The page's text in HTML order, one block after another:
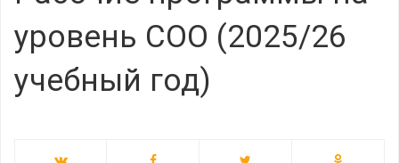
уровень СОО (2025/26
учебный год)